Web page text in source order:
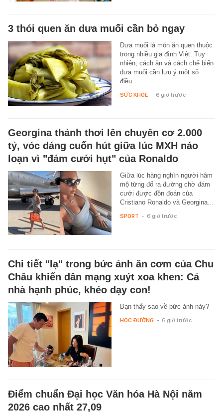
3 thói quen ăn dưa muối cần bỏ ngay
Dưa muối là món ăn quen thuộc
trong nhiều gia đình Việt. Tuy
nhiên, cách ăn và cách chế biến
dưa muối cần lưu ý một số
điều…
SỨC KHỎE - 6 giờ trước
Georgina thảnh thơi lên chuyên cơ 2.000
tỷ, vóc dáng cuốn hút giữa lúc MXH náo
loạn vì "đám cưới hụt" của Ronaldo
Giữa lúc hàng nghìn người hâm
mộ từng đổ ra đường chờ đám
cưới được đồn đoán của
Cristiano Ronaldo và Georgina…
SPORT - 6 giờ trước
Chi tiết "lạ" trong bức ảnh ăn cơm của Chu
Châu khiến dân mạng xuýt xoa khen: Cả
nhà hạnh phúc, khéo dạy con!
Bạn thấy sao về bức ảnh này?
HỌC ĐƯỜNG - 6 giờ trước
Điểm chuẩn Đại học Văn hóa Hà Nội năm
2026 cao nhất 27,09